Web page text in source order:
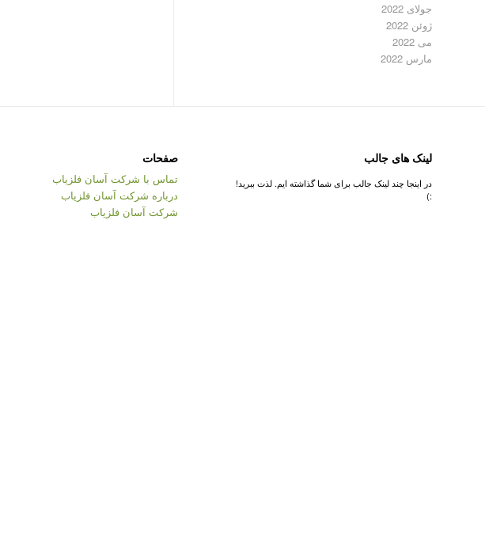
جولای 2022
ژوئن 2022
می 2022
مارس 2022
لینک های جالب
در اینجا چند لینک جالب برای شما گذاشته ایم. لذت ببرید!
:)
صفحات
تماس با شرکت آسان فلزیاب
درباره شرکت آسان فلزیاب
شرکت آسان فلزیاب